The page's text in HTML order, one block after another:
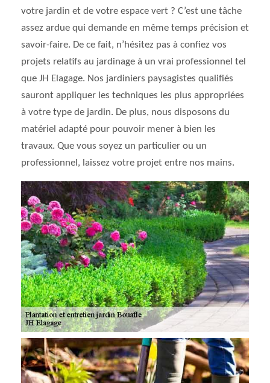
votre jardin et de votre espace vert ? C’est une tâche
assez ardue qui demande en même temps précision et
savoir-faire. De ce fait, n’hésitez pas à confiez vos
projets relatifs au jardinage à un vrai professionnel tel
que JH Elagage. Nos jardiniers paysagistes qualifiés
sauront appliquer les techniques les plus appropriées
à votre type de jardin. De plus, nous disposons du
matériel adapté pour pouvoir mener à bien les
travaux. Que vous soyez un particulier ou un
professionnel, laissez votre projet entre nos mains.